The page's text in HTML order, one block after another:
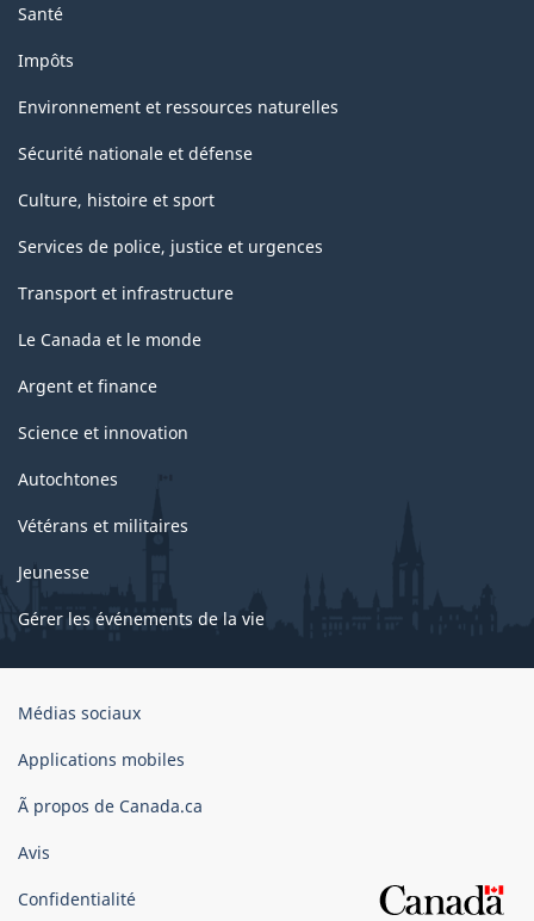
Santé
Impôts
Environnement et ressources naturelles
Sécurité nationale et défense
Culture, histoire et sport
Services de police, justice et urgences
Transport et infrastructure
Le Canada et le monde
Argent et finance
Science et innovation
Autochtones
Vétérans et militaires
Jeunesse
Gérer les événements de la vie
Organisation
gouvernement
Canada
Médias sociaux
Applications mobiles
Ã propos de Canada.ca
Avis
Confidentialité